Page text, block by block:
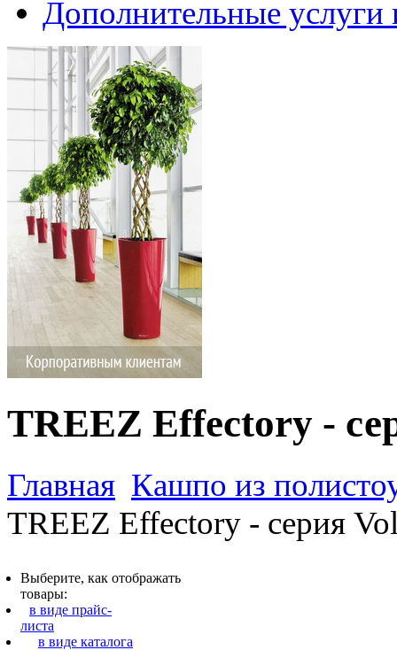
Дополнительные услуги
TREEZ Effectory -
Главная Кашпо из
TREEZ Effectory - серия
Выберите, как отображать
товары:
в виде прайс-
листа
в виде каталога